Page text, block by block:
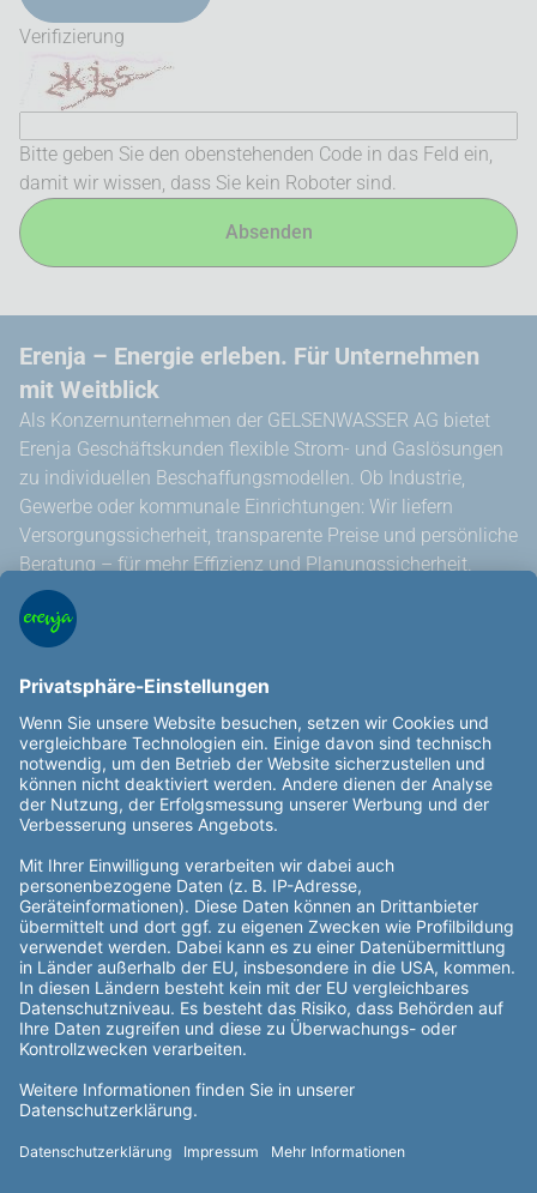
Verifizierung
Bitte geben Sie den obenstehenden Code in das Feld ein,
damit wir wissen, dass Sie kein Roboter sind.
Absenden
Erenja – Energie erleben. Für Unternehmen
mit Weitblick
Als Konzernunternehmen der GELSENWASSER AG bietet
Erenja Geschäftskunden flexible Strom- und Gaslösungen
zu individuellen Beschaffungsmodellen. Ob Industrie,
Gewerbe oder kommunale Einrichtungen: Wir liefern
Versorgungssicherheit, transparente Preise und persönliche
Beratung – für mehr Effizienz und Planungssicherheit.
Über uns
Preisalarm
Allgemeine Hinweise
Außergerichtliche Streitbeilegung
Veröffentlichungen nach REMIT
Rechtliches
Datenschutz
Impressum
Informationspflichten
Nutzungsbedingungen
Wertemanagement
Adresse
Willy-Brandt-Allee 26